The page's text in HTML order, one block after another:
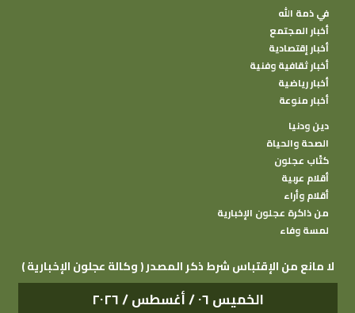
في ذمة الله
أخبار المجتمع
أخبار إقتصادية
أخبار ثقافية وفنية
أخبار رياضية
أخبار منوعة
دين ودنيا
الصحة والحياة
كتًاب عجلون
أقلام عربية
أقلام وأراء
من ذاكرة عجلون الإخبارية
لمسة وفاء
( وكالة عجلون الإخبارية ) لا مانع من الإقتباس شرط ذكر المصدر
الخميس ٠٦ / أغسطس / ٢٠٢٦